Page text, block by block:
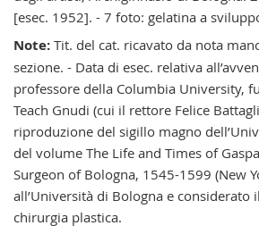
[esec. 1952]. - 7 foto: gelatina a
Note:Tit. del cat. ricavato da nota
sezione. - Data di esec. relativa
professore della Columbia University,
Teach Gnudi (cui il rettore Felice
riproduzione del sigillo magno
del volume The Life and Times of
Surgeon of Bologna, 1545-1599 (New
all’Università di Bologna e considerato
chirurgia plastica.